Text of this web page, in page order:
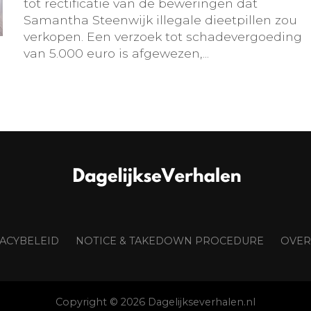
tot rectificatie van de beweringen dat
Samantha Steenwijk illegale dieetpillen zou
verkopen. Een verzoek tot schadevergoeding
van 5.000 euro is afgewezen,...
NOTICE & TAKEDOWN PROCEDURE
Copyright © 2026 Dagelijkseverhalen.nl